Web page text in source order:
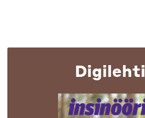
Digilehti